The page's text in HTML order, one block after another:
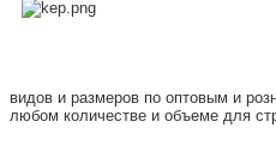
видов и размеров по оптовым и
любом количестве и объеме для